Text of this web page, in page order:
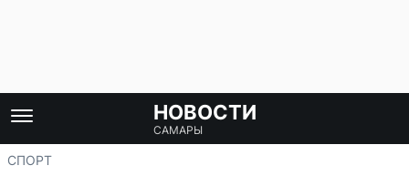
НОВОСТИ
САМАРЫ
СПОРТ